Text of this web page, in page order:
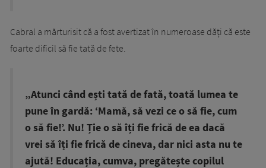
Cabral a mărturisit că a fost avertizat în numeroase dăți că este
foarte dificil să fie tată de fete.
„Atunci când ești tată de fată, toată lumea te
pune în gardă: ‘Mamă, să vezi ce o să fie, cum
o să fie!’. Nu! Ție o să îți fie frică de ea dacă
vrei să îți fie frică de cineva, dar nici asta nu te
ajută! Educația, cumva, pregătește copilul